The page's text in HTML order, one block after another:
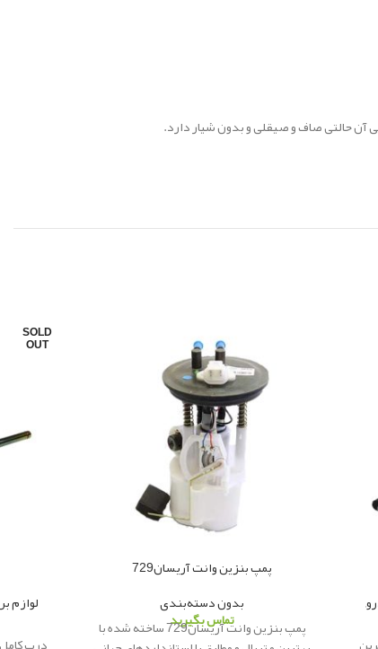
آن حالتی صاف و صیقلی و بدون شیار دارد.
,
پمپ بنزین وانت آریسان729
بدون دسته‌بندی
تماس بگیرید پمپ بنزین وانت آریسان729 ساخته شده با
SOLD
OUT
لوازم